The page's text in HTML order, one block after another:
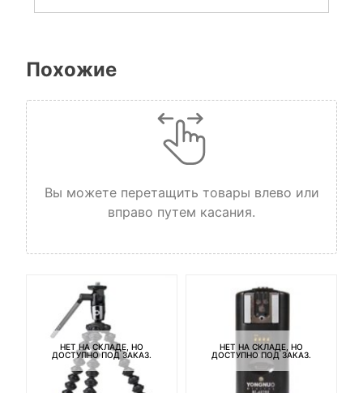
Похожие
Вы можете перетащить товары влево или
вправо путем касания.
НЕТ НА СКЛАДЕ, НО
ДОСТУПНО ПОД ЗАКАЗ.
НЕТ НА СКЛАДЕ, НО
ДОСТУПНО ПОД ЗАКАЗ.